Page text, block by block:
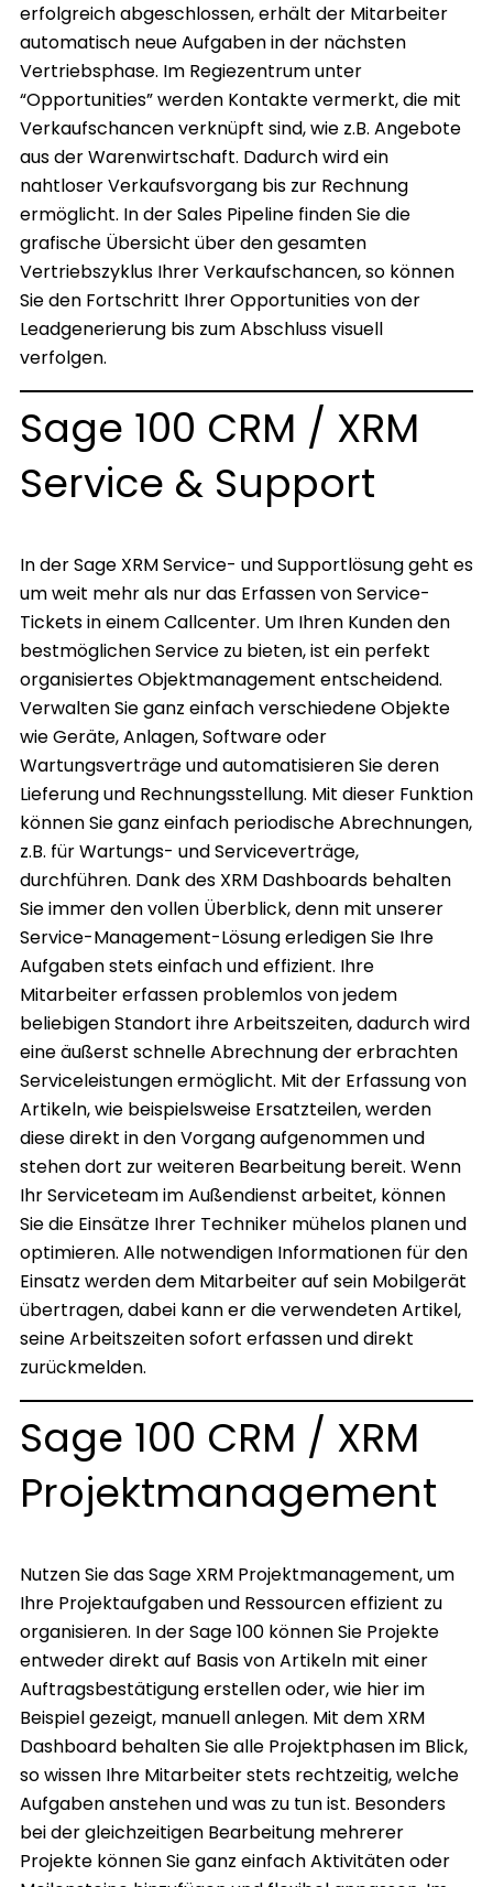
erfolgreich abgeschlossen, erhält der Mitarbeiter
automatisch neue Aufgaben in der nächsten
Vertriebsphase. Im Regiezentrum unter
“Opportunities” werden Kontakte vermerkt, die mit
Verkaufschancen verknüpft sind, wie z.B. Angebote
aus der Warenwirtschaft. Dadurch wird ein
nahtloser Verkaufsvorgang bis zur Rechnung
ermöglicht. In der Sales Pipeline finden Sie die
grafische Übersicht über den gesamten
Vertriebszyklus Ihrer Verkaufschancen, so können
Sie den Fortschritt Ihrer Opportunities von der
Leadgenerierung bis zum Abschluss visuell
verfolgen.
Sage 100 CRM / XRM
Service & Support
In der Sage XRM Service- und Supportlösung geht es
um weit mehr als nur das Erfassen von Service-
Tickets in einem Callcenter. Um Ihren Kunden den
bestmöglichen Service zu bieten, ist ein perfekt
organisiertes Objektmanagement entscheidend.
Verwalten Sie ganz einfach verschiedene Objekte
wie Geräte, Anlagen, Software oder
Wartungsverträge und automatisieren Sie deren
Lieferung und Rechnungsstellung. Mit dieser Funktion
können Sie ganz einfach periodische Abrechnungen,
z.B. für Wartungs- und Serviceverträge,
durchführen. Dank des XRM Dashboards behalten
Sie immer den vollen Überblick, denn mit unserer
Service-Management-Lösung erledigen Sie Ihre
Aufgaben stets einfach und effizient. Ihre
Mitarbeiter erfassen problemlos von jedem
beliebigen Standort ihre Arbeitszeiten, dadurch wird
eine äußerst schnelle Abrechnung der erbrachten
Serviceleistungen ermöglicht. Mit der Erfassung von
Artikeln, wie beispielsweise Ersatzteilen, werden
diese direkt in den Vorgang aufgenommen und
stehen dort zur weiteren Bearbeitung bereit. Wenn
Ihr Serviceteam im Außendienst arbeitet, können
Sie die Einsätze Ihrer Techniker mühelos planen und
optimieren. Alle notwendigen Informationen für den
Einsatz werden dem Mitarbeiter auf sein Mobilgerät
übertragen, dabei kann er die verwendeten Artikel,
seine Arbeitszeiten sofort erfassen und direkt
zurückmelden.
Sage 100 CRM / XRM
Projektmanagement
Nutzen Sie das Sage XRM Projektmanagement, um
Ihre Projektaufgaben und Ressourcen effizient zu
organisieren. In der Sage 100 können Sie Projekte
entweder direkt auf Basis von Artikeln mit einer
Auftragsbestätigung erstellen oder, wie hier im
Beispiel gezeigt, manuell anlegen. Mit dem XRM
Dashboard behalten Sie alle Projektphasen im Blick,
so wissen Ihre Mitarbeiter stets rechtzeitig, welche
Aufgaben anstehen und was zu tun ist. Besonders
bei der gleichzeitigen Bearbeitung mehrerer
Projekte können Sie ganz einfach Aktivitäten oder